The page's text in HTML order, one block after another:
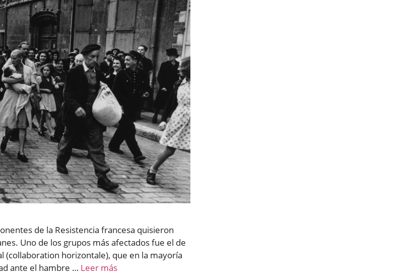
de la Resistencia francesa quisieron
Uno de los grupos más afectados fue el de
(collaboration horizontale), que en la mayoría
ante el hambre … Leer más